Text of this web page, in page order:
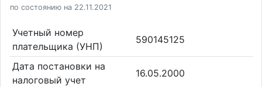
по состоянию на 22.11.2021
Учетный номер
плательщика (УНП)
590145125
Дата постановки на
налоговый учет
16.05.2000